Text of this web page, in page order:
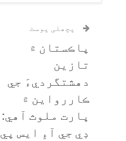
پچھلی پوسٹ
پاڪستان ۾
تازين
دهشتگرديءَ جي
ڪاررواين ۾
ڀارت ملوث آهي:
ڊي جي آءِ ايس پي